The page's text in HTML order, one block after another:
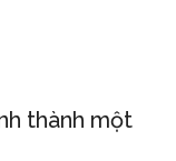
thành một